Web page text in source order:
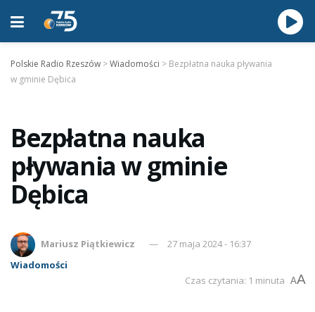
Polskie Radio Rzeszów >Wiadomości > Bezpłatna nauka pływania
w gminie Dębica
Bezpłatna nauka
pływania w gminie
Dębica
Mariusz Piątkiewicz
27 maja 2024 - 16:37
Wiadomości
Czas czytania: 1 minuta AA